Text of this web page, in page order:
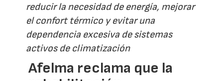
reducir la necesidad de energía, mejorar
el confort térmico y evitar una
dependencia excesiva de sistemas
activos de climatización
Afelma reclama que la